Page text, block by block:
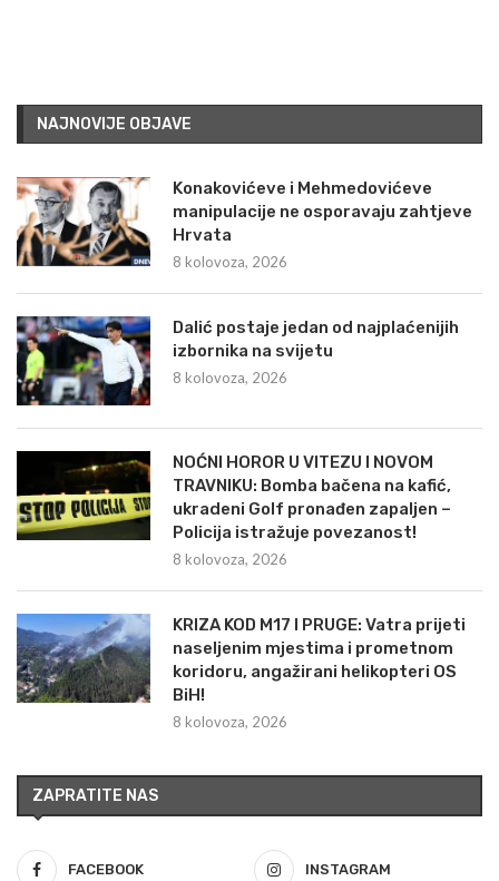
NAJNOVIJE OBJAVE
Konakovićeve i Mehmedovićeve
manipulacije ne osporavaju zahtjeve
Hrvata
8 kolovoza, 2026
Dalić postaje jedan od najplaćenijih
izbornika na svijetu
8 kolovoza, 2026
NOĆNI HOROR U VITEZU I NOVOM
TRAVNIKU: Bomba bačena na kafić,
ukradeni Golf pronađen zapaljen –
Policija istražuje povezanost!
8 kolovoza, 2026
KRIZA KOD M17 I PRUGE: Vatra prijeti
naseljenim mjestima i prometnom
koridoru, angažirani helikopteri OS
BiH!
8 kolovoza, 2026
ZAPRATITE NAS
FACEBOOK INSTAGRAM